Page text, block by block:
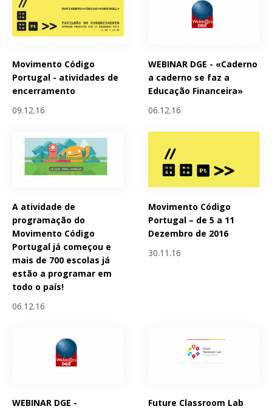
Movimento Código
Portugal - atividades de
encerramento
09.12.16
WEBINAR DGE - «Caderno
a caderno se faz a
Educação Financeira»
06.12.16
A atividade de
programação do
Movimento Código
Portugal já começou e
mais de 700 escolas já
estão a programar em
todo o país!
06.12.16
Movimento Código
Portugal – de 5 a 11
Dezembro de 2016
30.11.16
WEBINAR DGE -
Future Classroom Lab